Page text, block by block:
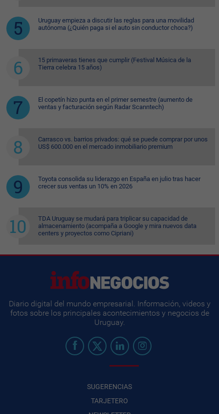
Uruguay empieza a discutir las reglas para una movilidad
autónoma (¿Quién paga si el auto sin conductor choca?)
15 primaveras tienes que cumplir (Festival Música de la
Tierra celebra 15 años)
El copetín hizo punta en el primer semestre (aumento de
ventas y facturación según Radar Scanntech)
Carrasco vs. barrios privados: qué se puede comprar por unos
US$ 600.000 en el mercado inmobiliario premium
Toyota consolida su liderazgo en España en julio tras hacer
crecer sus ventas un 10% en 2026
TDA Uruguay se mudará para triplicar su capacidad de
almacenamiento (acompaña a Google y mira nuevos data
centers y proyectos como Cipriani)
Diario digital del mundo empresarial. Información, videos y
fotos sobre los principales acontecimientos y negocios de
Uruguay.
SUGERENCIAS
TARJETERO